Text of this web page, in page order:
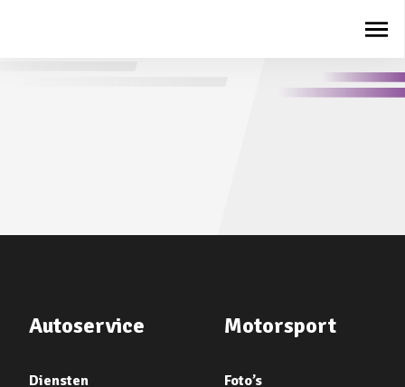
Autoservice
Diensten
Motorsport
Foto’s